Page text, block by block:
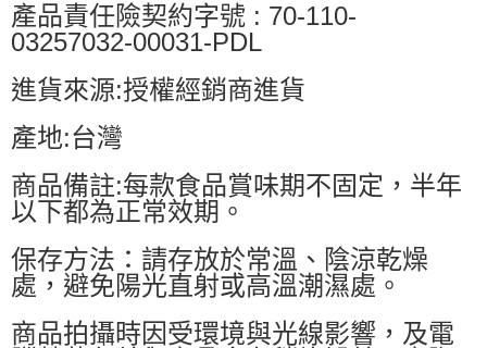
產品責任險契約字號 : 70-110-
03257032-00031-PDL
進貨來源:授權經銷商進貨
產地:台灣
商品備註:每款食品賞味期不固定，半年
以下都為正常效期。
保存方法：請存放於常溫、陰涼乾燥
處，避免陽光直射或高溫潮濕處。
商品拍攝時因受環境與光線影響，及電